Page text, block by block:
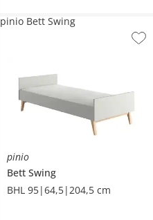
pinio
Bett Swing
BHL 95|64,5|204,5 cm
pinio Bett Swing